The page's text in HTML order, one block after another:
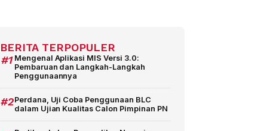
BERITA TERPOPULER
#1 Mengenal Aplikasi MIS Versi 3.0:
Pembaruan dan Langkah-Langkah
Penggunaannya
#2Perdana, Uji Coba Penggunaan BLC
dalam Ujian Kualitas Calon Pimpinan PN